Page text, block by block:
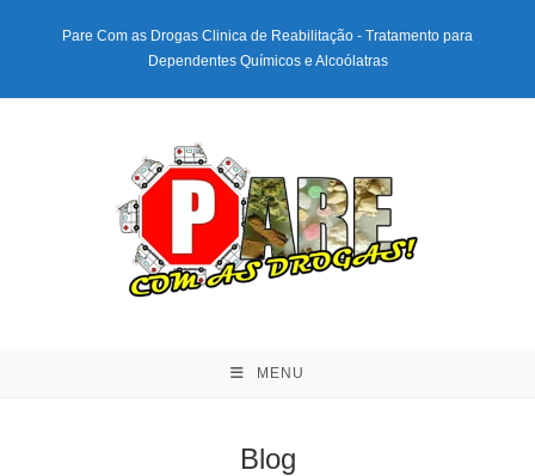
conteúdo
Pare Com as Drogas Clinica de Reabilitação - Tratamento para
Dependentes Químicos e Alcoólatras
MENU
Blog